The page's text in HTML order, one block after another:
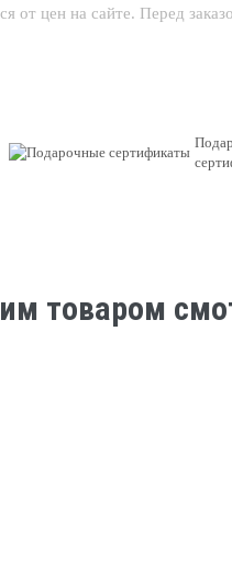
от цен на сайте. Перед
товаром